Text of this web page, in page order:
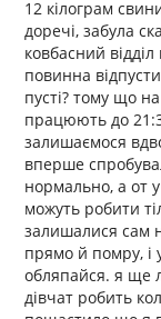
12 кілограм
доречі, забула
ковбасний
повинна
пусті? тому що на
працюють до
залишаємося
вперше
нормально, а от
можуть робити
залишалися сам
прямо й помру, і
обляпайся. я ще
дівчат робить